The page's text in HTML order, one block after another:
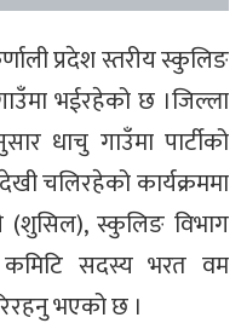
प्रदेश स्तरीय स्कुलिङ
भईरहेको छ ।जिल्ला
धाचु गाउँमा पार्टीको
चलिरहेको कार्यक्रममा
(शुसिल), स्कुलिङ विभाग
सदस्य भरत वम
भएको छ ।